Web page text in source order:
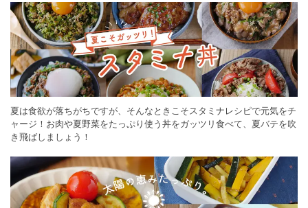
夏は食欲が落ちがちですが、そんなときこそスタミナレシピで元気をチ
ャージ！お肉や夏野菜をたっぷり使う丼をガッツリ食べて、夏バテを吹
き飛ばしましょう！